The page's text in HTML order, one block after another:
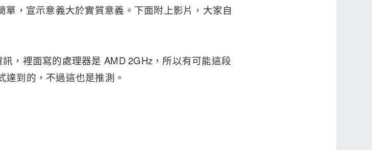
單，宣示意義大於實質意義。下面附上影片，大家自
，裡面寫的處理器是 AMD 2GHz，所以有可能這段
達到的，不過這也是推測。